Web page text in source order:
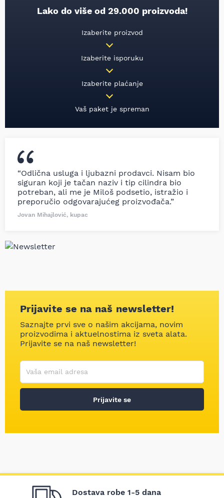
Lako do više od 29.000 proizvoda!
Izaberite proizvod
Izaberite isporuku
Izaberite plaćanje
Vaš paket je spreman
“Odlična usluga i ljubazni prodavci. Nisam bio
siguran koji je tačan naziv i tip cilindra bio
potreban, ali me je Miloš podsetio, istražio i
preporučio odgovarajućeg proizvođača.”
Jovan Mihajlović, kupac
Prijavite se na naš newsletter!
Saznajte prvi sve o našim akcijama, novim
proizvodima i aktuelnostima iz sveta alata.
Prijavite se na naš newsletter!
Korisničko ime
Vaša email adresa
Prijavite se
Dostava robe 1-5 dana